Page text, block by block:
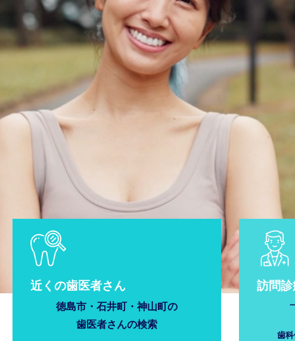
近くの歯医者さん
徳島市・石井町・神山町の
歯医者さんの検索
訪問
歯